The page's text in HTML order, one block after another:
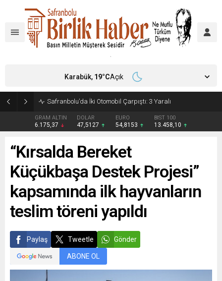
Safranbolu’da İki Otomobil Çarpıştı: 3 Yaralı
GRAM ALTIN
6.175,37
DOLAR
47,5127
EURO
54,8153
BIST 100
13.458,10
Karabük, 19°CAçık
“Kırsalda Bereket
Küçükbaşa Destek Projesi”
kapsamında ilk hayvanların
teslim töreni yapıldı
Paylaş Tweetle Gönder
ABONE OL